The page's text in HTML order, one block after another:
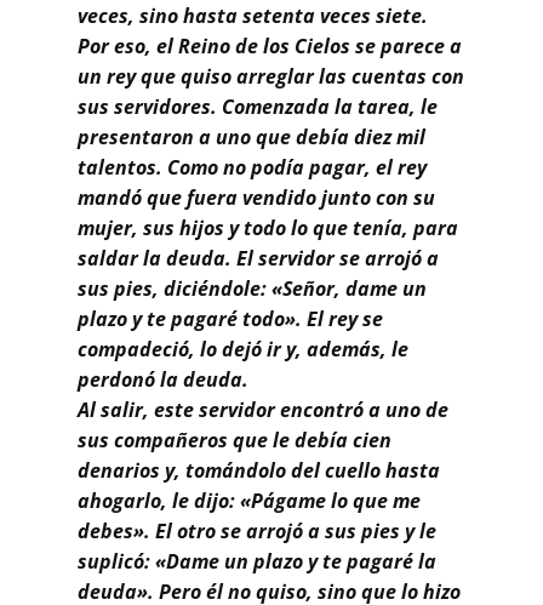
veces, sino hasta setenta veces siete.
Por eso, el Reino de los Cielos se parece a
un rey que quiso arreglar las cuentas con
sus servidores. Comenzada la tarea, le
presentaron a uno que debía diez mil
talentos. Como no podía pagar, el rey
mandó que fuera vendido junto con su
mujer, sus hijos y todo lo que tenía, para
saldar la deuda. El servidor se arrojó a
sus pies, diciéndole: «Señor, dame un
plazo y te pagaré todo». El rey se
compadeció, lo dejó ir y, además, le
perdonó la deuda.
Al salir, este servidor encontró a uno de
sus compañeros que le debía cien
denarios y, tomándolo del cuello hasta
ahogarlo, le dijo: «Págame lo que me
debes». El otro se arrojó a sus pies y le
suplicó: «Dame un plazo y te pagaré la
deuda». Pero él no quiso, sino que lo hizo